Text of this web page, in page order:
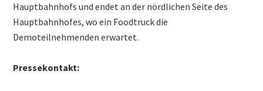
Hauptbahnhofs und endet an der nördlichen Seite des
Hauptbahnhofes, wo ein Foodtruck die
Demoteilnehmenden erwartet.
Pressekontakt: